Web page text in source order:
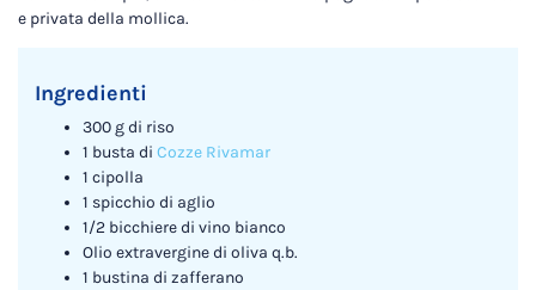
e privata della mollica.
Ingredienti
300 g di riso
1 busta di Cozze Rivamar
1 cipolla
1 spicchio di aglio
1/2 bicchiere di vino bianco
Olio extravergine di oliva q.b.
1 bustina di zafferano